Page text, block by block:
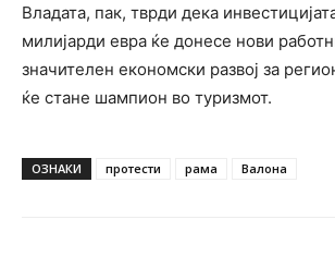
Владата, пак, тврди дека
милијарди евра ќе донесе нови
значителен економски развој за
ќе стане шампион во туризмот.
ОЗНАКИ протести рама Валона